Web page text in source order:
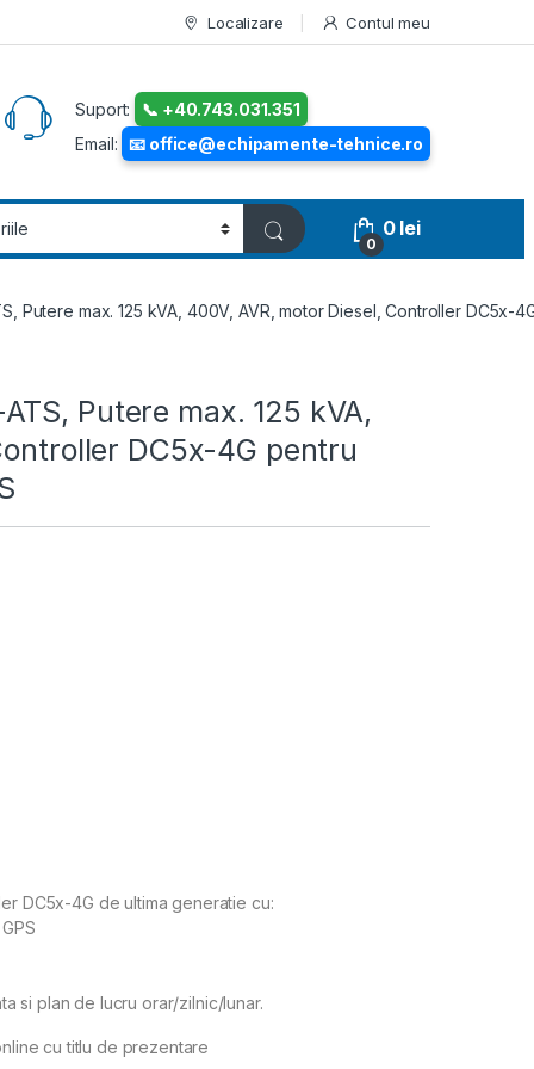
Localizare Contul meu
Suport:
📞 +40.743.031.351
Email:
📧 office@echipamente-tehnice.ro
0
0 lei
Putere max. 125 kVA, 400V, AVR, motor Diesel, Controller DC5x-
Putere max. 125 kVA,
DC5x-4G pentru
DC5x-4G de ultima generatie cu:
si plan de lucru orar/zilnic/lunar.
cu titlu de prezentare